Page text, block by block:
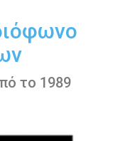
το 1989